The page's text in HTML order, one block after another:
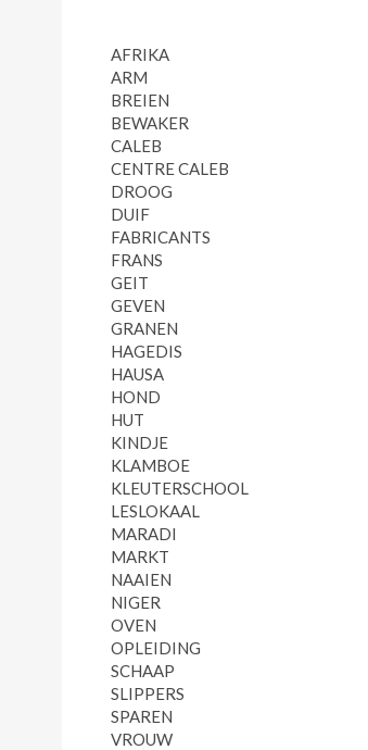
AFRIKA
ARM
BREIEN
BEWAKER
CALEB
CENTRE CALEB
DROOG
DUIF
FABRICANTS
FRANS
GEIT
GEVEN
GRANEN
HAGEDIS
HAUSA
HOND
HUT
KINDJE
KLAMBOE
KLEUTERSCHOOL
LESLOKAAL
MARADI
MARKT
NAAIEN
NIGER
OVEN
OPLEIDING
SCHAAP
SLIPPERS
SPAREN
VROUW